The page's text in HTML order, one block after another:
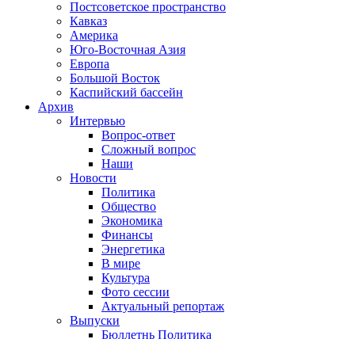
Постсоветское пространство
Кавказ
Америка
Юго-Восточная Азия
Европа
Большой Восток
Каспийский бассейн
Архив
Интервью
Вопрос-ответ
Сложный вопрос
Наши
Новости
Политика
Общество
Экономика
Финансы
Энергетика
В мире
Культура
Фото сессии
Актуальный репортаж
Выпуски
Бюллетнь Политика